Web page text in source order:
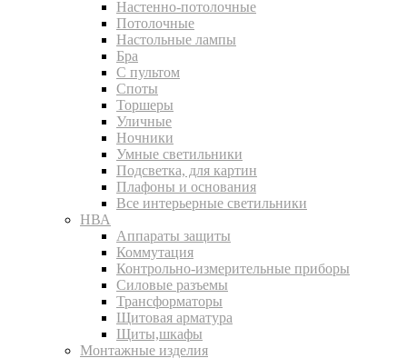
Настенно-потолочные
Потолочные
Настольные лампы
Бра
С пультом
Споты
Торшеры
Уличные
Ночники
Умные светильники
Подсветка, для картин
Плафоны и основания
Все интерьерные светильники
НВА
Аппараты защиты
Коммутация
Контрольно-измерительные приборы
Силовые разъемы
Трансформаторы
Щитовая арматура
Щиты,шкафы
Монтажные изделия